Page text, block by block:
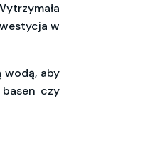
w
wodą, aby
czy